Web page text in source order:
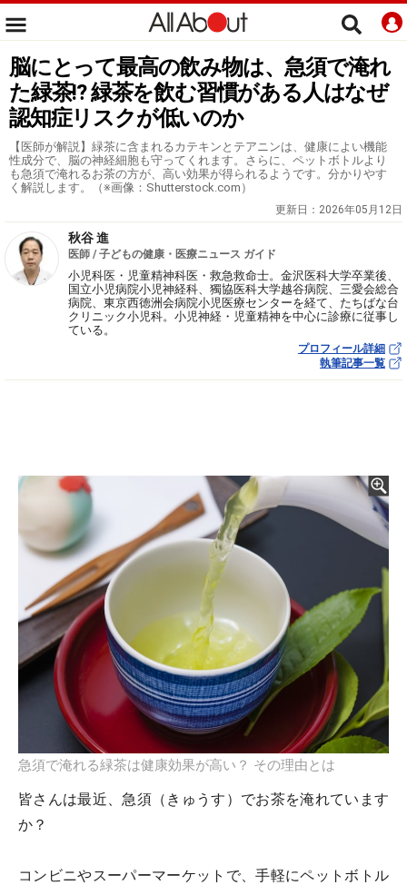
脳にとって最高の飲み物は、急須で淹れ
た緑茶!? 緑茶を飲む習慣がある人はなぜ
認知症リスクが低いのか
【医師が解説】緑茶に含まれるカテキンとテアニンは、健康によい機能
性成分で、脳の神経細胞も守ってくれます。さらに、ペットボトルより
も急須で淹れるお茶の方が、高い効果が得られるようです。分かりやす
く解説します。（※画像：Shutterstock.com）
更新日： 2026年05月12日
秋谷 進
医師 / 子どもの健康・医療ニュース ガイド
小児科医・児童精神科医・救急救命士。金沢医科大学卒業後、
国立小児病院小児神経科、獨協医科大学越谷病院、三愛会総合
病院、東京西徳洲会病院小児医療センターを経て、たちばな台
クリニック小児科。小児神経・児童精神を中心に診療に従事し
ている。
プロフィール詳細
執筆記事一覧
急須で淹れる緑茶は健康効果が高い？ その理由とは
皆さんは最近、急須（きゅうす）でお茶を淹れています
か？
コンビニやスーパーマーケットで、手軽にペットボトル